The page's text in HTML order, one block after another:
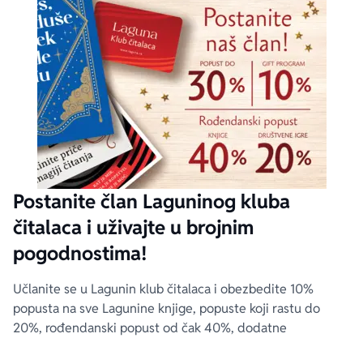
Postanite član Laguninog kluba
čitalaca i uživajte u brojnim
pogodnostima!
Učlanite se u Lagunin klub čitalaca i obezbedite 10%
popusta na sve Lagunine knjige, popuste koji rastu do
20%, rođendanski popust od čak 40%, dodatne